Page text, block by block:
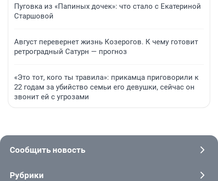
Пуговка из «Папиных дочек»: что стало с Екатериной
Старшовой
Август перевернет жизнь Козерогов. К чему готовит
ретроградный Сатурн — прогноз
«Это тот, кого ты травила»: прикамца приговорили к
22 годам за убийство семьи его девушки, сейчас он
звонит ей с угрозами
Сообщить новость
Рубрики